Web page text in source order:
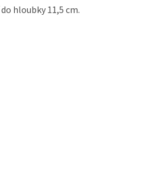
hloubky 11,5 cm.